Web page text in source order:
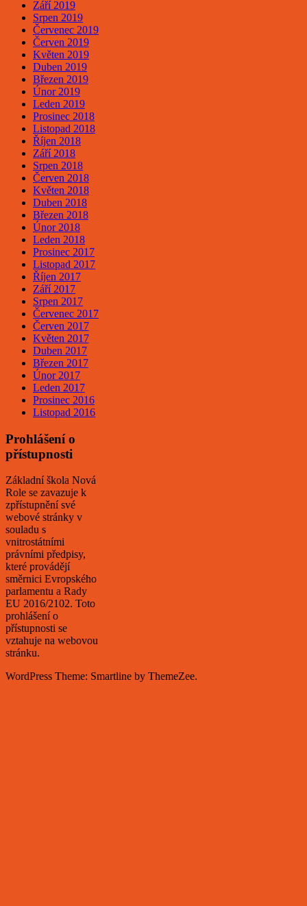
Září 2019
Srpen 2019
Červenec 2019
Červen 2019
Květen 2019
Duben 2019
Březen 2019
Únor 2019
Leden 2019
Prosinec 2018
Listopad 2018
Říjen 2018
Září 2018
Srpen 2018
Červen 2018
Květen 2018
Duben 2018
Březen 2018
Únor 2018
Leden 2018
Prosinec 2017
Listopad 2017
Říjen 2017
Září 2017
Srpen 2017
Červenec 2017
Červen 2017
Květen 2017
Duben 2017
Březen 2017
Únor 2017
Leden 2017
Prosinec 2016
Listopad 2016
Prohlášení o
přístupnosti
Základní škola Nová
Role se zavazuje k
zpřístupnění své
webové stránky v
souladu s
vnitrostátními
právními předpisy,
které provádějí
směrnici Evropského
parlamentu a Rady
EU 2016/2102. Toto
prohlášení o
přístupnosti se
vztahuje na webovou
stránku.
WordPress Theme: Smartline by ThemeZee.